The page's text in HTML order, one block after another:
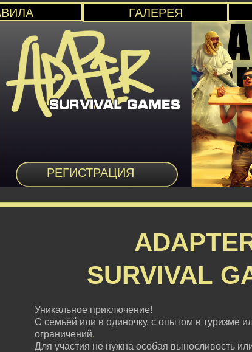
ГАЛЕРЕЯ
РЕГИСТРАЦИЯ
SURVIVAL
Уникальное приключение!
С семьёй или в одиночку, с опытом в туризме
ограничений.
Для участия не нужна особая выносливость